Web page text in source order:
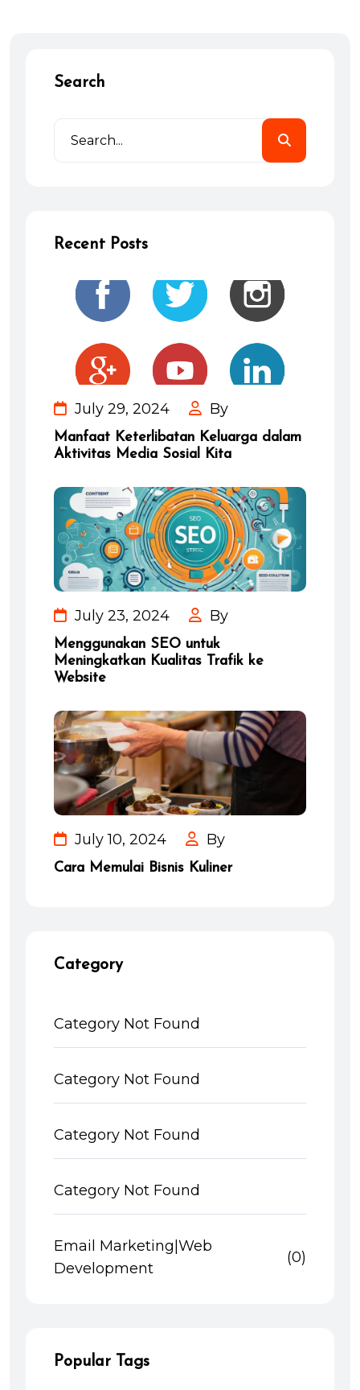
Search
Recent Posts
July 29, 2024 By
Manfaat Keterlibatan Keluarga dalam
Aktivitas Media Sosial Kita
July 23, 2024 By
Menggunakan SEO untuk
Meningkatkan Kualitas Trafik ke
Website
July 10, 2024 By
Cara Memulai Bisnis Kuliner
Category
Category Not Found
Category Not Found
Category Not Found
Category Not Found
Email Marketing|Web
Development
(0)
Popular Tags